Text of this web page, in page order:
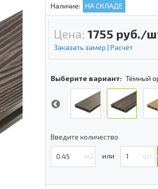
Наличие: НА СКЛАДЕ
Цена: 1755 руб./
Заказать замер | Расчёт
Выберите вариант: Тёмный
Введите количество
м2 шт.